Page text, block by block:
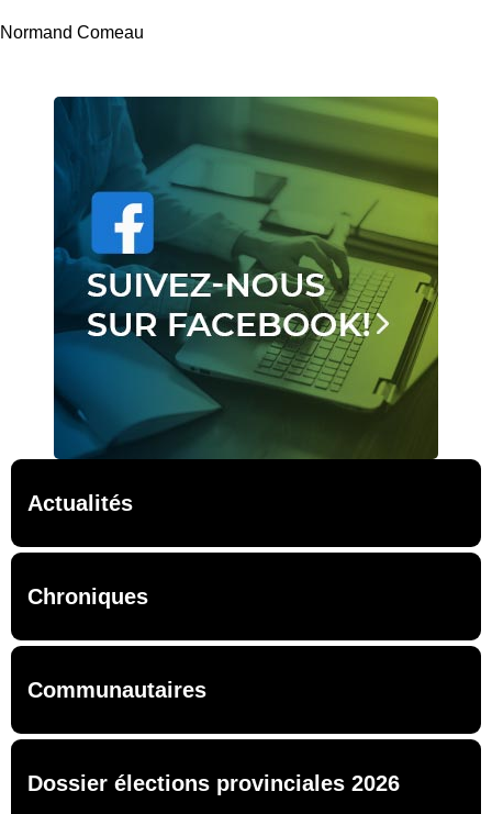
Normand Comeau
Actualités
Chroniques
Communautaires
Dossier élections provinciales 2026